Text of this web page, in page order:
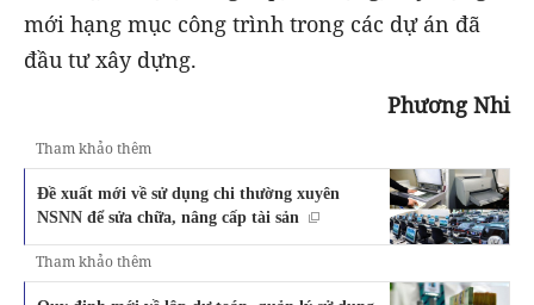
mới hạng mục công trình trong các dự án đã
đầu tư xây dựng.
Phương Nhi
Tham khảo thêm
Đề xuất mới về sử dụng chi thường xuyên
NSNN để sửa chữa, nâng cấp tài sản
Tham khảo thêm